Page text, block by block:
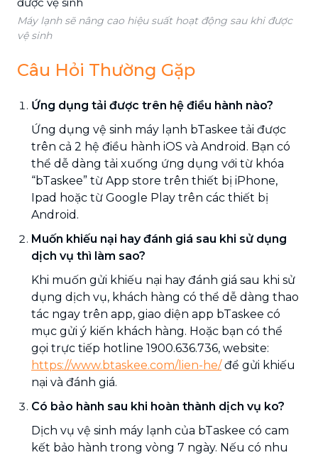
Máy lạnh sẽ nâng cao hiệu suất hoạt động sau khi được
vệ sinh
Câu Hỏi Thường Gặp
Ứng dụng tải được trên hệ điều hành nào?
Ứng dụng vệ sinh máy lạnh bTaskee tải được
trên cả 2 hệ điều hành iOS và Android. Bạn có
thể dễ dàng tải xuống ứng dụng với từ khóa
“bTaskee” từ App store trên thiết bị iPhone,
Ipad hoặc từ Google Play trên các thiết bị
Android.
Muốn khiếu nại hay đánh giá sau khi sử dụng
dịch vụ thì làm sao?
Khi muốn gửi khiếu nại hay đánh giá sau khi sử
dụng dịch vụ, khách hàng có thể dễ dàng thao
tác ngay trên app, giao diện app bTaskee có
mục gửi ý kiến khách hàng. Hoặc bạn có thể
gọi trực tiếp hotline 1900.636.736, website:
https://www.btaskee.com/lien-he/để gửi khiếu
nại và đánh giá.
Có bảo hành sau khi hoàn thành dịch vụ ko?
Dịch vụ vệ sinh máy lạnh của bTaskee có cam
kết bảo hành trong vòng 7 ngày. Nếu có nhu